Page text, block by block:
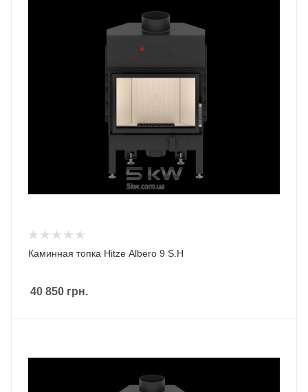
Каминная топка Hitze Albero 9 S.H
40 850 грн.